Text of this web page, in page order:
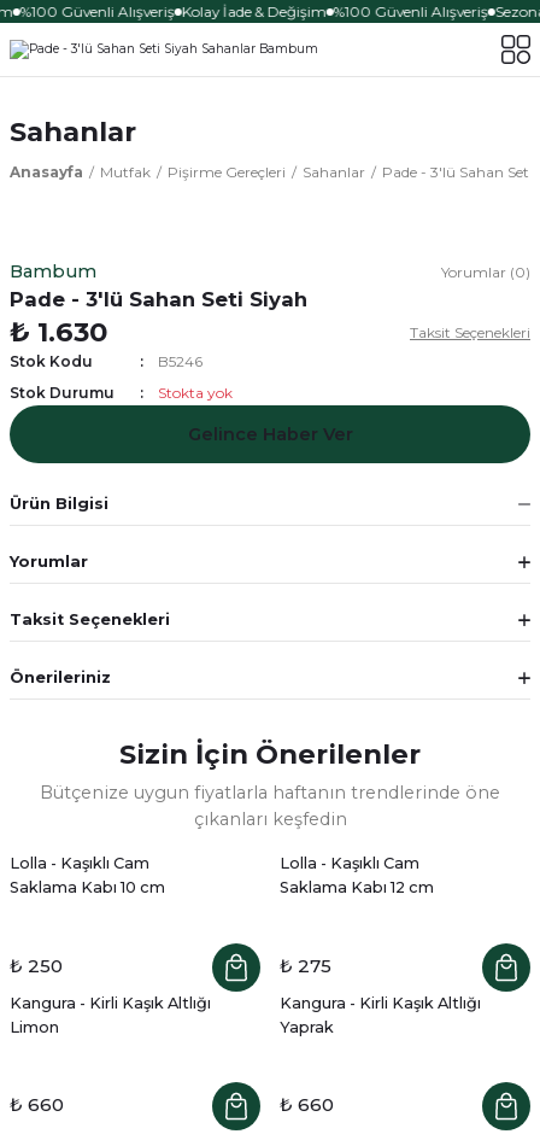
%100 Güvenli Alışveriş Kolay İade & Değişim %100 Güvenli Alışveriş
Sahanlar
Anasayfa Mutfak Pişirme Gereçleri Sahanlar Pade - 3'lü Sahan Seti
Bambum Yorumlar (0)
Pade - 3'lü Sahan Seti Siyah
₺ 1.630
Taksit Seçenekleri
Stok Kodu
B5246
Stok Durumu
Stokta yok
Gelince Haber Ver
Ürün Bilgisi
Yorumlar
Taksit Seçenekleri
Önerileriniz
Sizin İçin Önerilenler
Bütçenize uygun fiyatlarla haftanın trendlerinde öne
çıkanları keşfedin
Lolla - Kaşıklı Cam
Saklama Kabı 10 cm
₺ 250
Lolla - Kaşıklı Cam
Saklama Kabı 12 cm
₺ 275
Kangura - Kirli Kaşık Altlığı
Limon
₺ 660
Kangura - Kirli Kaşık Altlığı
Yaprak
₺ 660